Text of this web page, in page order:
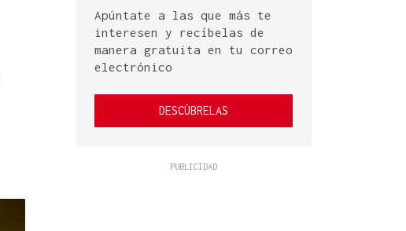
Apúntate a las que más te
interesen y recíbelas de
manera gratuita en tu correo
electrónico
DESCÚBRELAS